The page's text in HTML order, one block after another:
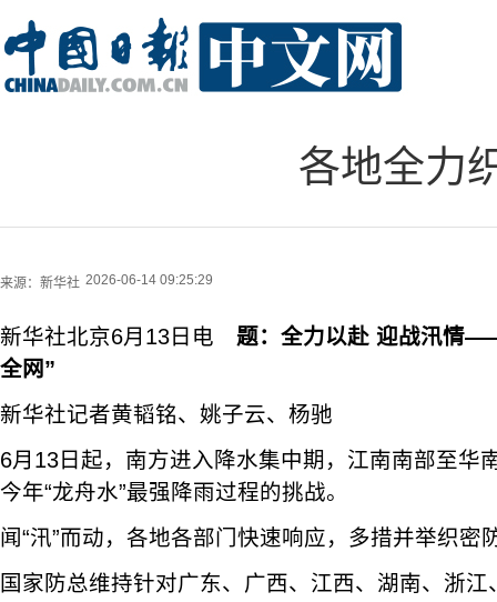
各地全力
来源： 新华社 2026-06-14 09:25:29
新华社北京6月13日电 题：全力以赴 迎战汛情
全网”
新华社记者黄韬铭、姚子云、杨驰
6月13日起，南方进入降水集中期，江南南部至华
今年“龙舟水”最强降雨过程的挑战。
闻“汛”而动，各地各部门快速响应，多措并举织密
国家防总维持针对广东、广西、江西、湖南、浙